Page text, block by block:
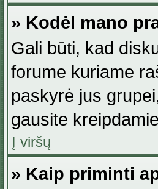
» Kodėl mano
Gali būti, kad
forume kuriame
paskyrė jus
gausite
Į viršų
» Kaip priminti